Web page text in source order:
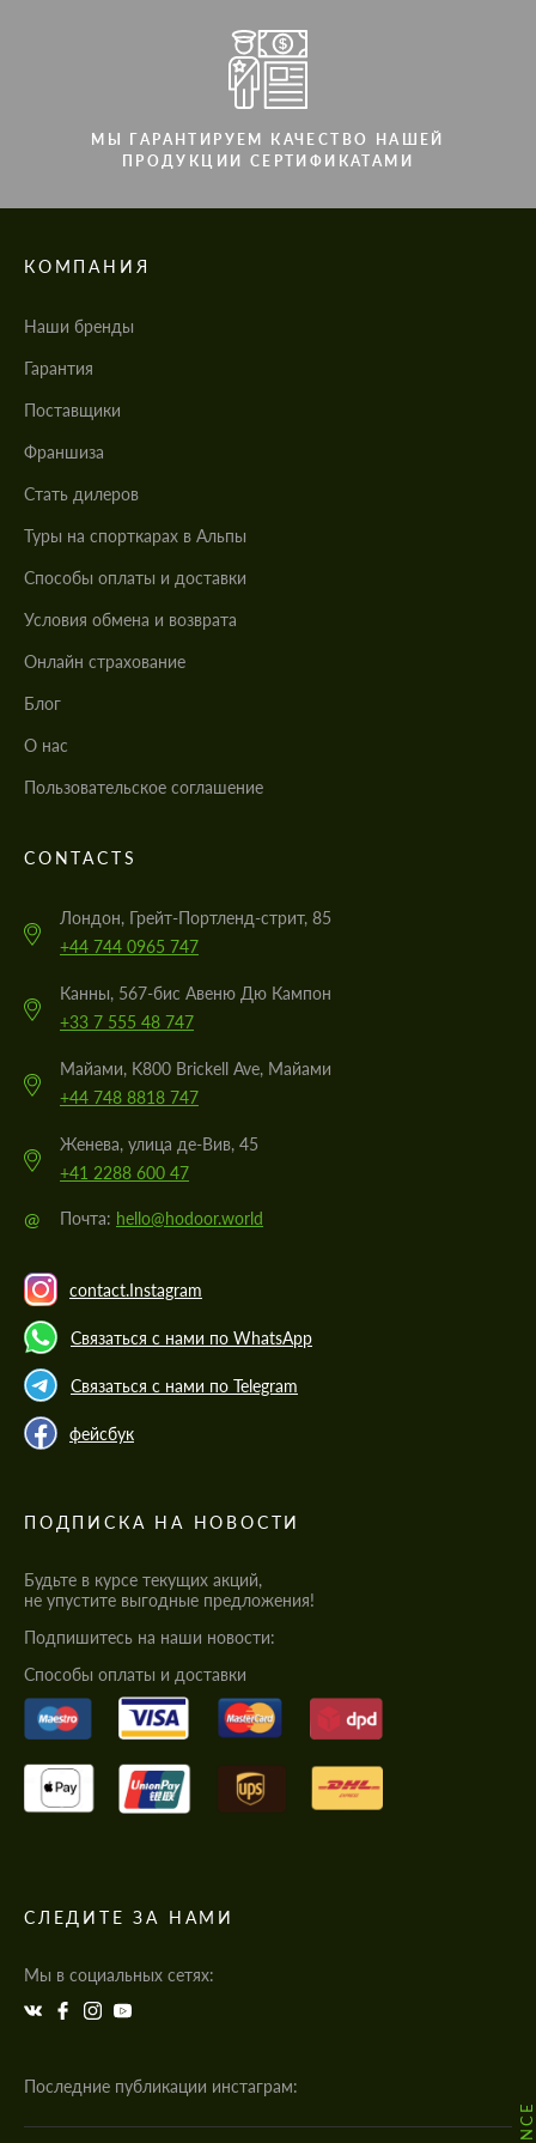
МЫ ГАРАНТИРУЕМ КАЧЕСТВО НАШЕЙ
ПРОДУКЦИИ СЕРТИФИКАТАМИ
КОМПАНИЯ
Наши бренды
Гарантия
Поставщики
Франшиза
Стать дилеров
Туры на спорткарах в Альпы
Cпособы оплаты и доставки
Условия обмена и возврата
Онлайн страхование
Блог
О нас
Пользовательское соглашение
CONTACTS
Лондон, Грейт-Портленд-стрит, 85
+44 744 0965 747
Канны, 567-бис Авеню Дю Кампон
+33 7 555 48 747
Майами, K800 Brickell Ave, Майами
+44 748 8818 747
Женева, улица де-Вив, 45
+41 2288 600 47
@ Почта: hello@hodoor.world
contact.Instagram
Связаться с нами по WhatsApp
Связаться с нами по Telegram
фейсбук
ПОДПИСКА НА НОВОСТИ
Будьте в курсе текущих акций,
не упустите выгодные предложения!
Подпишитесь на наши новости:
Cпособы оплаты и доставки
СЛЕДИТЕ ЗА НАМИ
Мы в социальных сетях:
Последние публикации инстаграм: